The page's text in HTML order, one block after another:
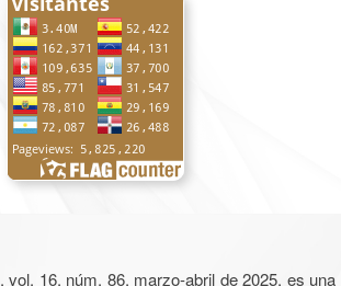
, vol. 16, núm. 86, marzo-abril de 2025, es una